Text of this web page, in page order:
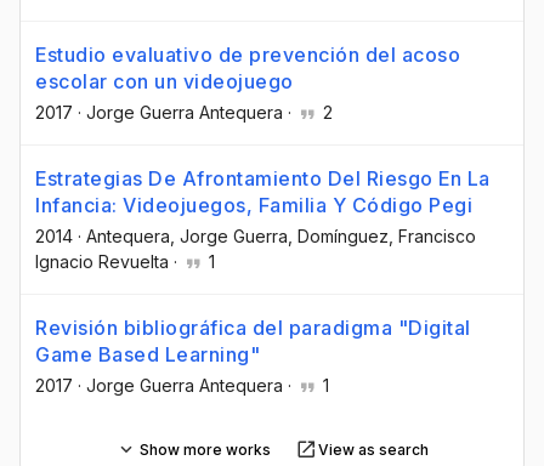
Estudio evaluativo de prevención del acoso
escolar con un videojuego
2017 · Jorge Guerra Antequera · 2
Estrategias De Afrontamiento Del Riesgo En La
Infancia: Videojuegos, Familia Y Código Pegi
2014 · Antequera, Jorge Guerra , Domínguez, Francisco
Ignacio Revuelta · 1
Revisión bibliográfica del paradigma "Digital
Game Based Learning"
2017 · Jorge Guerra Antequera · 1
Show more works View as search